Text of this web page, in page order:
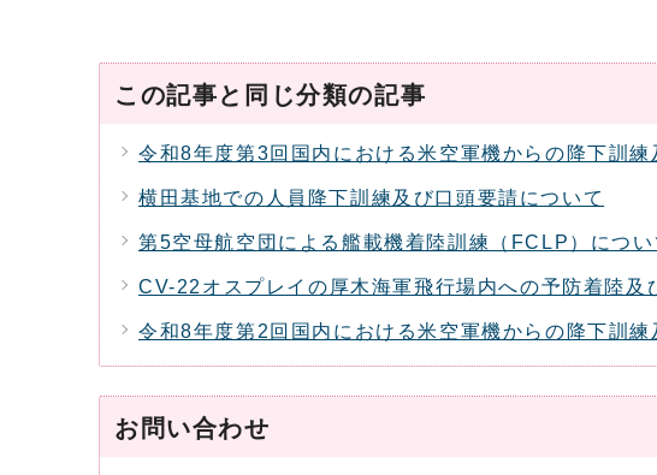
この記事と同じ分類の記事
令和8年度第3回国内における米空軍機からの降下訓練
横田基地での人員降下訓練及び口頭要請について
第5空母航空団による艦載機着陸訓練（FCLP）につい
CV-22オスプレイの厚木海軍飛行場内への予防着陸及
令和8年度第2回国内における米空軍機からの降下訓練
お問い合わせ